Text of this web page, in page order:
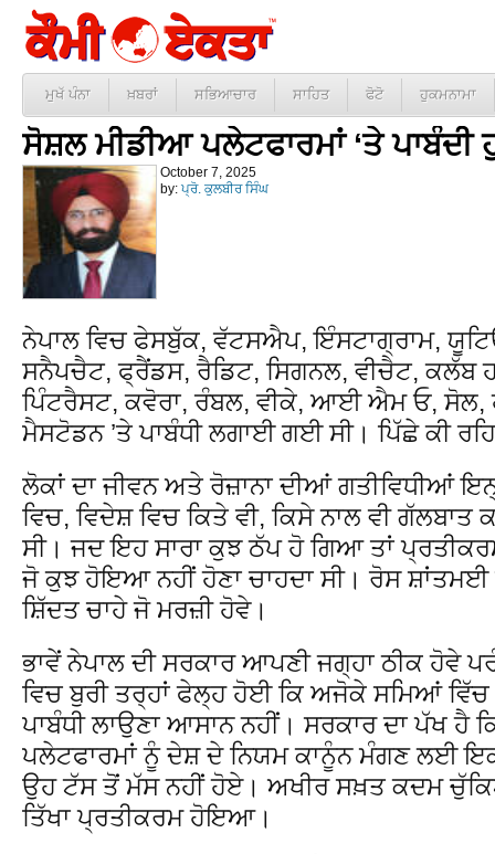
ਮੁਖੱ ਪੰਨਾ ਖ਼ਬਰਾਂ ਸਭਿਆਚਾਰ ਸਾਹਿਤ ਫੋਟੋ ਹੁਕਮਨਾਮਾ
ਸੋਸ਼ਲ ਮੀਡੀਆ ਪਲੇਟਫਾਰਮਾਂ ‘ਤੇ ਪਾਬੰਦੀ
October 7, 2025
by: ਪ੍ਰੋ. ਕੁਲਬੀਰ ਸਿੰਘ
ਨੇਪਾਲ ਵਿਚ ਫੇਸਬੁੱਕ, ਵੱਟਸਐਪ, ਇੰਸਟਾਗ੍ਰਾਮ,
ਸਨੈਪਚੈਟ, ਫ੍ਰੈਂਡਸ, ਰੈਡਿਟ, ਸਿਗਨਲ, ਵੀਚੈਟ, ਕਲੱਬ
ਪਿੰਟਰੈਸਟ, ਕਵੋਰਾ, ਰੰਬਲ, ਵੀਕੇ, ਆਈ ਐਮ ਓ,
ਮੈਸਟੋਡਨ ’ਤੇ ਪਾਬੰਧੀ ਲਗਾਈ ਗਈ ਸੀ। ਪਿੱਛੇ ਕੀ
ਲੋਕਾਂ ਦਾ ਜੀਵਨ ਅਤੇ ਰੋਜ਼ਾਨਾ ਦੀਆਂ ਗਤੀਵਿਧੀਆਂ
ਵਿਚ, ਵਿਦੇਸ਼ ਵਿਚ ਕਿਤੇ ਵੀ, ਕਿਸੇ ਨਾਲ ਵੀ ਗੱਲਬਾਤ
ਸੀ। ਜਦ ਇਹ ਸਾਰਾ ਕੁਝ ਠੱਪ ਹੋ ਗਿਆ ਤਾਂ
ਜੋ ਕੁਝ ਹੋਇਆ ਨਹੀਂ ਹੋਣਾ ਚਾਹਦਾ ਸੀ। ਰੋਸ ਸ਼ਾਂਤਮਈ
ਸ਼ਿੱਦਤ ਚਾਹੇ ਜੋ ਮਰਜ਼ੀ ਹੋਵੇ।
ਭਾਵੇਂ ਨੇਪਾਲ ਦੀ ਸਰਕਾਰ ਆਪਣੀ ਜਗ੍ਹਾ ਠੀਕ ਹੋਵੇ
ਵਿਚ ਬੁਰੀ ਤਰ੍ਹਾਂ ਫੇਲ੍ਹ ਹੋਈ ਕਿ ਅਜੋਕੇ ਸਮਿਆਂ ਵਿੱਚ
ਪਾਬੰਧੀ ਲਾਉਣਾ ਆਸਾਨ ਨਹੀਂ। ਸਰਕਾਰ ਦਾ ਪੱਖ ਹੈ
ਪਲੇਟਫਾਰਮਾਂ ਨੂੰ ਦੇਸ਼ ਦੇ ਨਿਯਮ ਕਾਨੂੰਨ ਮੰਗਣ ਲਈ
ਉਹ ਟੱਸ ਤੋਂ ਮੱਸ ਨਹੀਂ ਹੋਏ। ਅਖੀਰ ਸਖ਼ਤ ਕਦਮ
ਤਿੱਖਾ ਪ੍ਰਤੀਕਰਮ ਹੋਇਆ।